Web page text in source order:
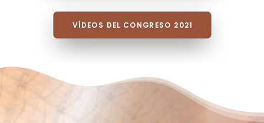
POSICIONAMIENTOS POLÍTICOS